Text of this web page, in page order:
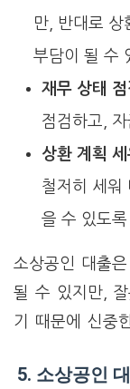
만, 반대로 상
부담이 될 수
재무 상태 점
점검하고,
상환 계획 세
철저히 세워
을 수 있도록
소상공인 대출
될 수 있지만,
기 때문에 신중
5. 소상공인